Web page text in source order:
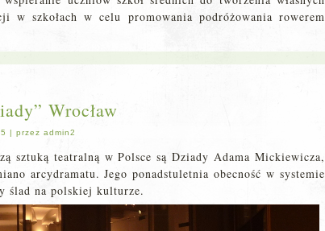
w szkołach w celu promowania podróżowania rowerem
Wrocław
| przez admin2
sztuką teatralną w Polsce są Dziady Adama Mickiewicza,
arcydramatu. Jego ponadstuletnia obecność w systemie
ślad na polskiej kulturze.